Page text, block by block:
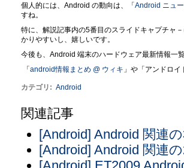
個人的には、Android の動向は、「Android ニュ
すね。
特に、解説記事内の5番目のスライドキャプチャ
かりやすいし、嬉しいです。
今後も、Android 端末のハードウェア最新情報一
「android情報まとめ @ ウィキ 」や「アンドロ
カテゴリ : Android
関連記事
[Android] Android 関連
[Android] Android 関連